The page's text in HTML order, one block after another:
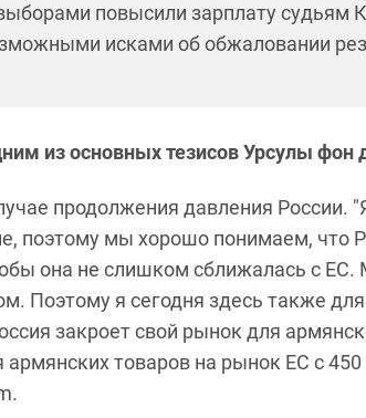
повысили зарплату судьям
исками об обжаловании
из основных тезисов Урсулы фон
продолжения давления России.
поэтому мы хорошо понимаем, что
она не слишком сближалась с ЕС.
Поэтому я сегодня здесь также
закроет свой рынок для
армянских товаров на рынок ЕС с